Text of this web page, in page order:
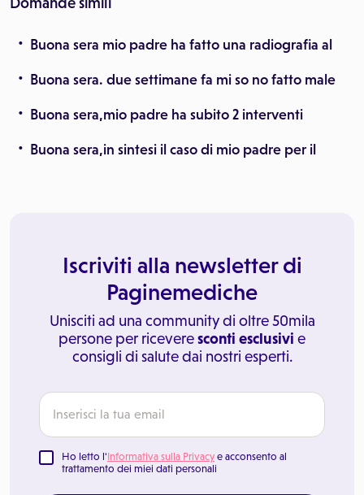
Buona sera mio padre ha fatto una radiografia al
Buona sera. due settimane fa mi so no fatto male
Buona sera,mio padre ha subito 2 interventi
Buona sera,in sintesi il caso di mio padre per il
Iscriviti alla newsletter di
Paginemediche
Unisciti ad una community di oltre 50mila
persone per riceveresconti esclusivi e
consigli di salute dai nostri esperti.
Ho letto l'Informativa sulla Privacy e acconsento al
trattamento dei miei dati personali